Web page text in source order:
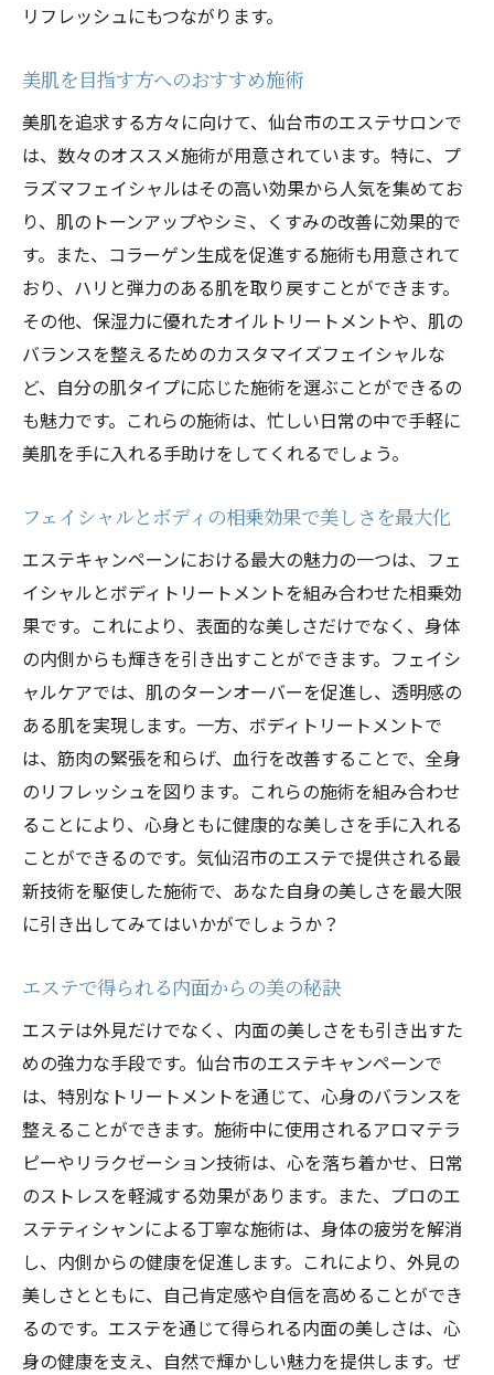
リフレッシュにもつながります。
美肌を目指す方へのおすすめ施術
美肌を追求する方々に向けて、仙台市のエステサロンで
は、数々のオススメ施術が用意されています。特に、プ
ラズマフェイシャルはその高い効果から人気を集めてお
り、肌のトーンアップやシミ、くすみの改善に効果的で
す。また、コラーゲン生成を促進する施術も用意されて
おり、ハリと弾力のある肌を取り戻すことができます。
その他、保湿力に優れたオイルトリートメントや、肌の
バランスを整えるためのカスタマイズフェイシャルな
ど、自分の肌タイプに応じた施術を選ぶことができるの
も魅力です。これらの施術は、忙しい日常の中で手軽に
美肌を手に入れる手助けをしてくれるでしょう。
フェイシャルとボディの相乗効果で美しさを最大化
エステキャンペーンにおける最大の魅力の一つは、フェ
イシャルとボディトリートメントを組み合わせた相乗効
果です。これにより、表面的な美しさだけでなく、身体
の内側からも輝きを引き出すことができます。フェイシ
ャルケアでは、肌のターンオーバーを促進し、透明感の
ある肌を実現します。一方、ボディトリートメントで
は、筋肉の緊張を和らげ、血行を改善することで、全身
のリフレッシュを図ります。これらの施術を組み合わせ
ることにより、心身ともに健康的な美しさを手に入れる
ことができるのです。気仙沼市のエステで提供される最
新技術を駆使した施術で、あなた自身の美しさを最大限
に引き出してみてはいかがでしょうか？
エステで得られる内面からの美の秘訣
エステは外見だけでなく、内面の美しさをも引き出すた
めの強力な手段です。仙台市のエステキャンペーンで
は、特別なトリートメントを通じて、心身のバランスを
整えることができます。施術中に使用されるアロマテラ
ピーやリラクゼーション技術は、心を落ち着かせ、日常
のストレスを軽減する効果があります。また、プロのエ
ステティシャンによる丁寧な施術は、身体の疲労を解消
し、内側からの健康を促進します。これにより、外見の
美しさとともに、自己肯定感や自信を高めることができ
るのです。エステを通じて得られる内面の美しさは、心
身の健康を支え、自然で輝かしい魅力を提供します。ぜ